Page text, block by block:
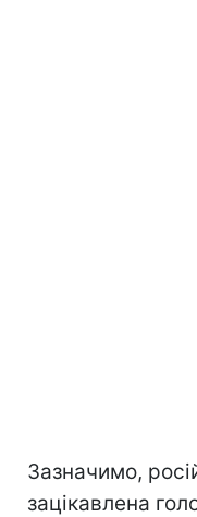
Зазначимо,
зацікавлена